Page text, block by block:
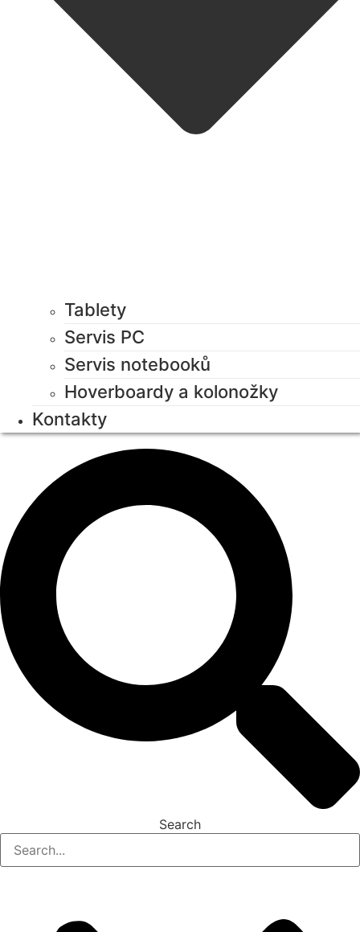
Tablety
Servis PC
Servis notebooků
Hoverboardy a kolonožky
Kontakty
Search